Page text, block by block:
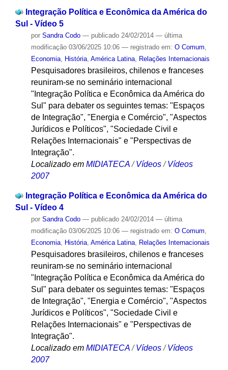
Integração Política e Econômica da América do
Sul - Vídeo 5
por Sandra Codo — publicado24/02/2014 — última
modificação03/06/2025 10:06 — registrado em: O Comum
Economia, História, América Latina, Relações Internacionais
Pesquisadores brasileiros, chilenos e franceses
reuniram-se no seminário internacional
"Integração Política e Econômica da América do
Sul" para debater os seguintes temas: "Espaços
de Integração", "Energia e Comércio", "Aspectos
Jurídicos e Políticos", "Sociedade Civil e
Relações Internacionais" e "Perspectivas de
Integração".
Localizado em MIDIATECA /Vídeos /Vídeos
2007
Integração Política e Econômica da América do
Sul - Vídeo 4
por Sandra Codo — publicado24/02/2014 — última
modificação03/06/2025 10:06 — registrado em: O Comum
Economia, História, América Latina, Relações Internacionais
Pesquisadores brasileiros, chilenos e franceses
reuniram-se no seminário internacional
"Integração Política e Econômica da América do
Sul" para debater os seguintes temas: "Espaços
de Integração", "Energia e Comércio", "Aspectos
Jurídicos e Políticos", "Sociedade Civil e
Relações Internacionais" e "Perspectivas de
Integração".
Localizado em MIDIATECA /Vídeos /Vídeos
2007